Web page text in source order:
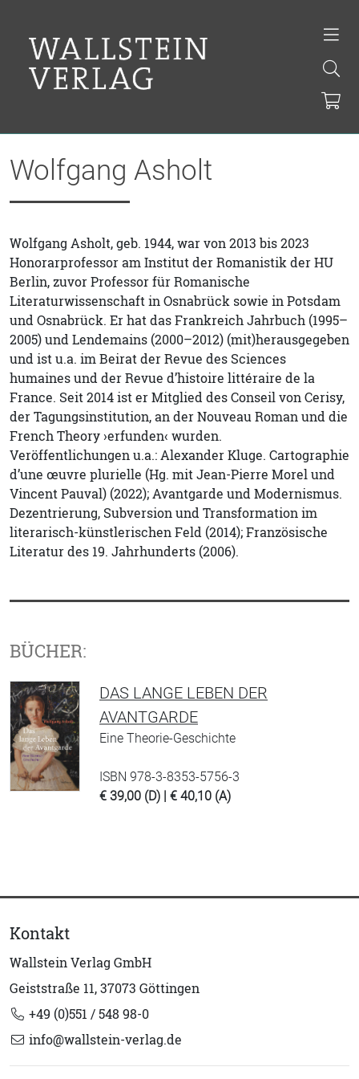
Wolfgang Asholt
Wolfgang Asholt, geb. 1944, war von 2013 bis 2023
Honorarprofessor am Institut der Romanistik der HU
Berlin, zuvor Professor für Romanische
Literaturwissenschaft in Osnabrück sowie in Potsdam
und Osnabrück. Er hat das Frankreich Jahrbuch (1995–
2005) und Lendemains (2000–2012) (mit)herausgegeben
und ist u.a. im Beirat der Revue des Sciences
humaines und der Revue d’histoire littéraire de la
France. Seit 2014 ist er Mitglied des Conseil von Cerisy,
der Tagungsinstitution, an der Nouveau Roman und die
French Theory ›erfunden‹ wurden.
Veröffentlichungen u.a.: Alexander Kluge. Cartographie
d’une œuvre plurielle (Hg. mit Jean-Pierre Morel und
Vincent Pauval) (2022); Avantgarde und Modernismus.
Dezentrierung, Subversion und Transformation im
literarisch-künstlerischen Feld (2014); Französische
Literatur des 19. Jahrhunderts (2006).
BÜCHER:
DAS LANGE LEBEN DER
AVANTGARDE
Eine Theorie-Geschichte
ISBN 978-3-8353-5756-3
€ 39,00 (D) | € 40,10 (A)
Kontakt
Wallstein Verlag GmbH
Geiststraße 11, 37073 Göttingen
+49 (0)551 / 548 98-0
info@wallstein-verlag.de